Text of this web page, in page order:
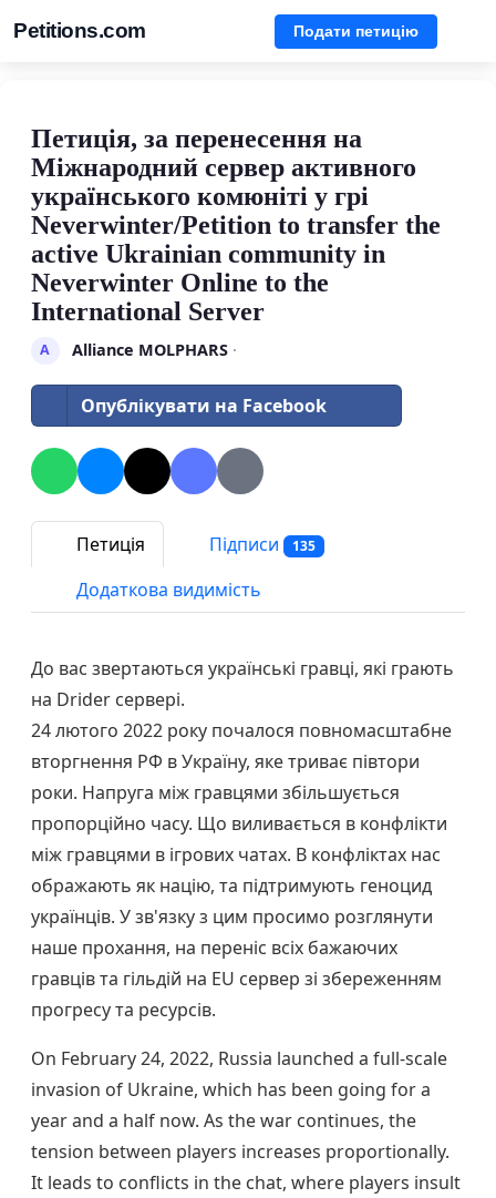
Petitions.com Подати петицію
Петиція, за перенесення на
Міжнародний сервер активного
українського комюніті у грі
Neverwinter/Petition to transfer the
active Ukrainian community in
Neverwinter Online to the
International Server
A Alliance MOLPHARS·
Опублікувати на Facebook
Петиція Підписи 135
Додаткова видимість
До вас звертаються українські гравці, які грають
на Drider сервері.
24 лютого 2022 року почалося повномасштабне
вторгнення РФ в Україну, яке триває півтори
роки. Напруга між гравцями збільшується
пропорційно часу. Що виливається в конфлікти
між гравцями в ігрових чатах. В конфліктах нас
ображають як націю, та підтримують геноцид
українців. У зв'язку з цим просимо розглянути
наше прохання, на переніс всіх бажаючих
гравців та гільдій на EU сервер зі збереженням
прогресу та ресурсів.
On February 24, 2022, Russia launched a full-scale
invasion of Ukraine, which has been going for a
year and a half now. As the war continues, the
tension between players increases proportionally.
It leads to conflicts in the chat, where players insult